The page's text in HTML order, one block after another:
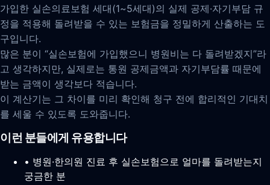
가입한 실손의료보험 세대(1~5세대)의 실제 공제·자기부담 규
정을 적용해 돌려받을 수 있는 보험금을 정밀하게 산출하는 도
구입니다.
많은 분이 “실손보험에 가입했으니 병원비는 다 돌려받겠지”라
고 생각하지만, 실제로는 통원 공제금액과 자기부담률 때문에
받는 금액이 생각보다 적습니다.
이 계산기는 그 차이를 미리 확인해 청구 전에 합리적인 기대치
를 세울 수 있도록 도와줍니다.
이런 분들에게 유용합니다
• 병원·한의원 진료 후 실손보험으로 얼마를 돌려받는지
궁금한 분